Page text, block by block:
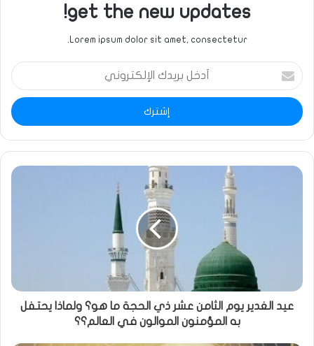
get the new updates!
Lorem ipsum dolor sit amet, consectetur.
أدخل
بريدك
الإلكتروني
عيد الغدير يوم الثامن عشر ذي الحجة ما هو؟ ولماذا يحتفل
به المؤمنون الموالون في العالم؟؟